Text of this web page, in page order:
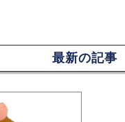
最新の記事